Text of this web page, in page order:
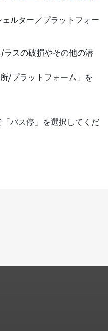
ルター／プラットフォー
ラスの破損やその他の潜
/プラットフォーム」を
「バス停」を選択してくだ